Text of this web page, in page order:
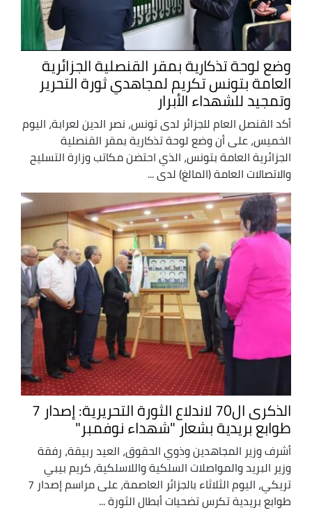
وضع لوحة تذكارية بمقر القنصلية الجزائرية
العامة بتونس تكريم لمجاهدي ثورة التحرير
وتمجيد للشهداء الأبرار
أكد القنصل العام للجزائر لدى تونس، نصر الدين لعرابة، اليوم
الخميس، على أن وضع لوحة تذكارية بمقر القنصلية
الجزائرية العامة بتونس، الذي احتضن مكاتب وزارة التسليح
والاتصالات العامة (المالغ) لدى ...
الذكرى ال70 لاندلاع الثورة التحريرية: إصدار 7
طوابع بريدية بشعار "شهداء نوفمبر"
أشرف وزير المجاهدين وذوي الحقوق، العيد ربيقة، رفقة
وزير البريد والمواصلات السلكية واللاسلكية، كريم بيبي
تريكي، اليوم الثلاثاء بالجزائر العاصمة، على مراسم إصدار 7
طوابع بريدية تكرس تضحيات أبطال الثورة ...